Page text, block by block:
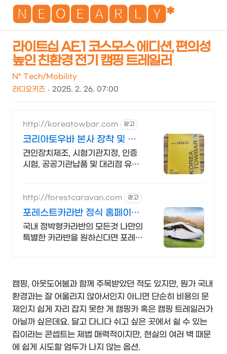
🅽🅴🅾🅴🅰🆁🅻🆈*
라이트십 AE.1 코스모스 에디션, 편의성
높인 친환경 전기 캠핑 트레일러
N* Tech/Mobility
라디오키즈
2025. 2. 26. 07:00
http://koreatowbar.com 광고
코리아토우바 본사 장착 및 대
리점 문의 환영
견인장치제조, 시험기관지정, 인증
시험, 공공기관납품 및 대리점 유통,
가능!
http://forestcaravan.com 광고
포레스트카라반 정식 홈페이지
(주)포레스트카라반 본사
국내 정박형카라반의 모든것 나만의
특별한 카라반을 원하신다면 포레스
캠핑, 아웃도어붐과 함께 주목받았던 적도 있지만, 뭔가 국내
환경과는 잘 어울리지 않아서인지 아니면 단순히 비용의 문
제인지 쉽게 자리 잡지 못한 게 캠핑카 혹은 캠핑 트레일러가
아닐까 싶은데요. 달고 다니다 쉬고 싶은 곳에서 쉴 수 있는
집이라는 콘셉트는 제법 매력적이지만, 현실의 여러 벽 때문
에 쉽게 시도할 엄두가 나지 않는 옵션.